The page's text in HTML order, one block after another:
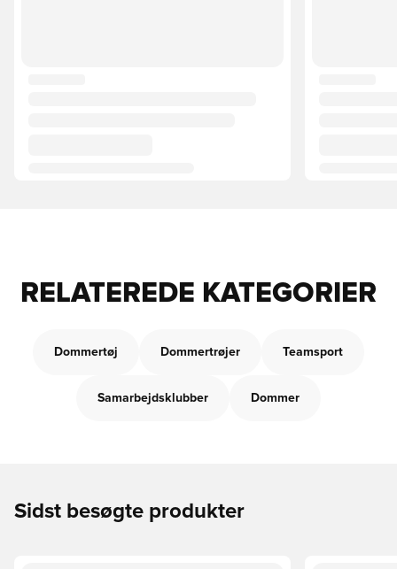
RELATEREDE KATEGORIER
Dommertøj Dommertrøjer Teamsport
Samarbejdsklubber Dommer
Sidst besøgte produkter